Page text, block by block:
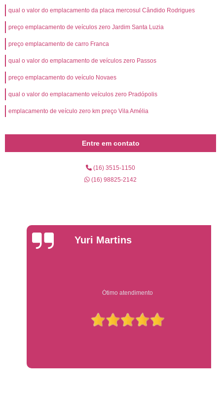
qual o valor do emplacamento da placa mercosul Cândido Rodrigues
preço emplacamento de veículos zero Jardim Santa Luzia
preço emplacamento de carro Franca
qual o valor do emplacamento de veículos zero Passos
preço emplacamento do veículo Novaes
qual o valor do emplacamento veículos zero Pradópolis
emplacamento de veículo zero km preço Vila Amélia
Entre em contato
(16) 3515-1150
(16) 98825-2142
Yuri Martins
Ótimo atendimento